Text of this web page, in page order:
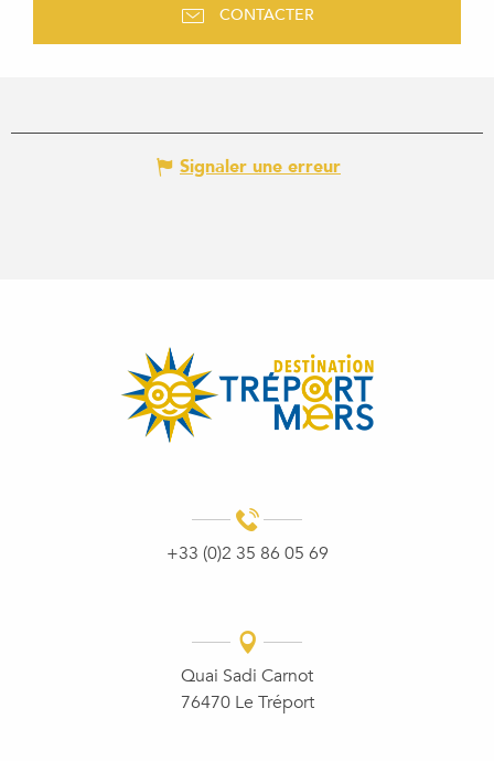
CONTACTER
Signaler une erreur
+33 (0)2 35 86 05 69
Quai Sadi Carnot
76470 Le Tréport